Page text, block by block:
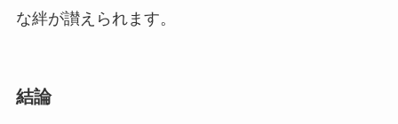
な絆が讃えられます。
結論